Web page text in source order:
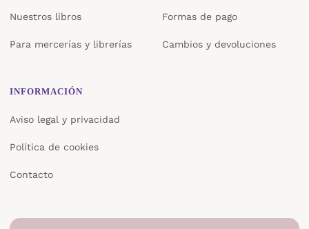
Nuestros libros
Para mercerías y librerías
Formas de pago
Cambios y devoluciones
INFORMACIÓN
Aviso legal y privacidad
Política de cookies
Contacto